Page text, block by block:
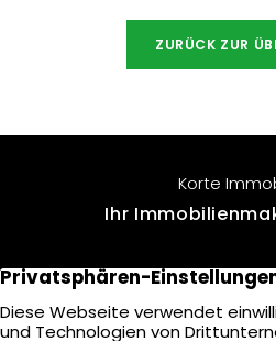
ZURÜCK ZUR
Korte
Ihr
22457